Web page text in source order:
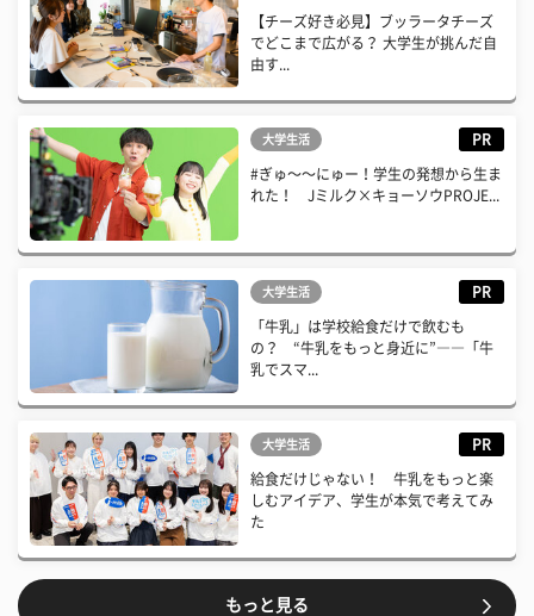
【チーズ好き必見】ブッラータチーズ
でどこまで広がる？ 大学生が挑んだ自
由す...
大学生活 PR
#ぎゅ〜〜にゅー！学生の発想から生ま
れた！ Jミルク×キョーソウPROJE...
大学生活 PR
「牛乳」は学校給食だけで飲むも
の？ “牛乳をもっと身近に”――「牛
乳でスマ...
大学生活 PR
給食だけじゃない！ 牛乳をもっと楽
しむアイデア、学生が本気で考えてみ
た
もっと見る